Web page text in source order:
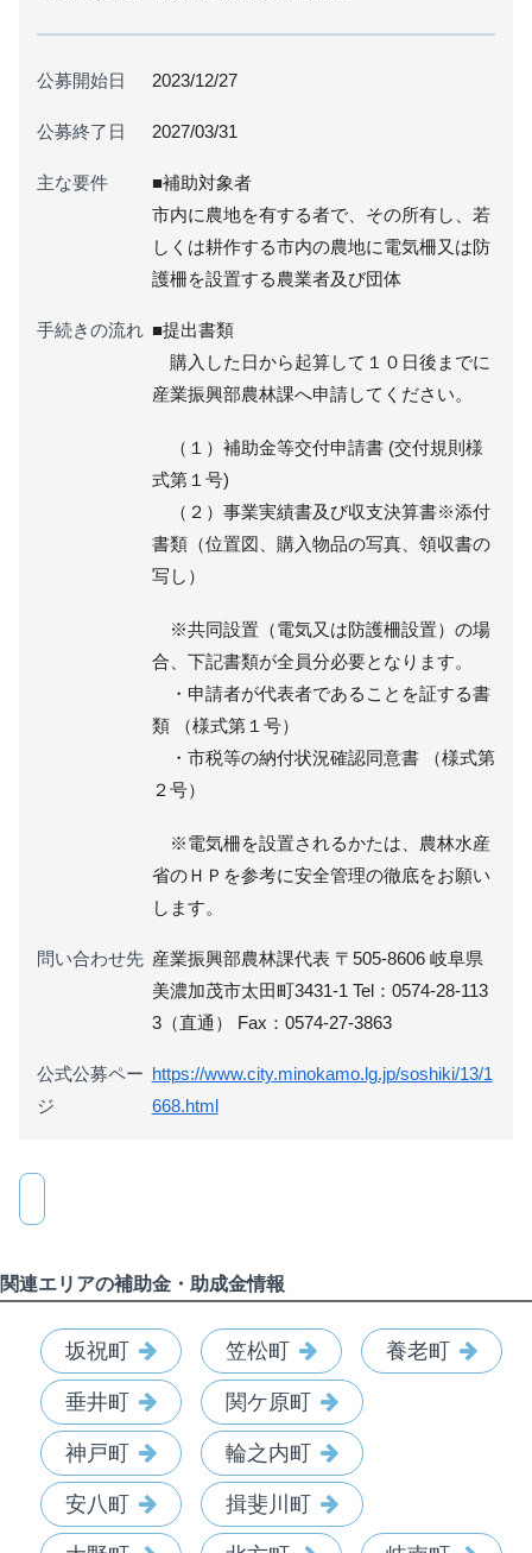
公募開始日 2023/12/27
公募終了日 2027/03/31
主な要件
■補助対象者
市内に農地を有する者で、その所有し、若
しくは耕作する市内の農地に電気柵又は防
護柵を設置する農業者及び団体
手続きの流れ ■提出書類
購入した日から起算して１０日後までに
産業振興部農林課へ申請してください。
（１）補助金等交付申請書 (交付規則様
式第１号)
（２）事業実績書及び収支決算書※添付
書類（位置図、購入物品の写真、領収書の
写し）
※共同設置（電気又は防護柵設置）の場
合、下記書類が全員分必要となります。
・申請者が代表者であることを証する書
類 （様式第１号）
・市税等の納付状況確認同意書 （様式第
２号）
※電気柵を設置されるかたは、農林水産
省のＨＰを参考に安全管理の徹底をお願い
します。
問い合わせ先 産業振興部農林課代表 〒505-8606 岐阜県
美濃加茂市太田町3431-1 Tel：0574-28-113
3（直通） Fax：0574-27-3863
公式公募ペー
ジ
https://www.city.minokamo.lg.jp/soshiki/13/1
668.html
関連エリアの補助金・助成金情報
坂祝町 笠松町 養老町
垂井町 関ケ原町
神戸町 輪之内町
安八町 揖斐川町